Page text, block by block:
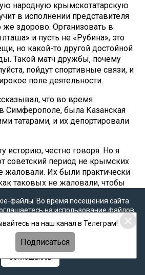
народную крымскотатарскую
в исполнении представителя
же здорово. Организовать в
и пусть не «Рубина», это
но какой-то другой достойной
Такой матч дружбы, почему
пойдут спортивные связи, и
поле деятельности.
что во время
Симферополе, была Казанская
татарами, и их депортировали
историю, честно говоря. Но я
советский период не крымских
жаловали. Их были практически
таковых не жаловали, чтобы
заседание Академии
академика Рыбакова,
и образовательным
установка отписывать всю
Крыма исключительно в
работает до сих пор, особенно
файлы. Во время посещения сайта
на использование файлов
с настоящим уведомлением, согласием
данных,Политикой о
Политикой конфиденциальности
Соглашаюсь
на наш канал в Телеграм!
Подписаться